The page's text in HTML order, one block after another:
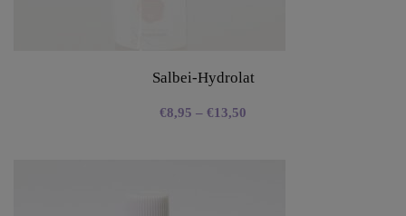
Salbei-Hydrolat
€8,95 – €13,50